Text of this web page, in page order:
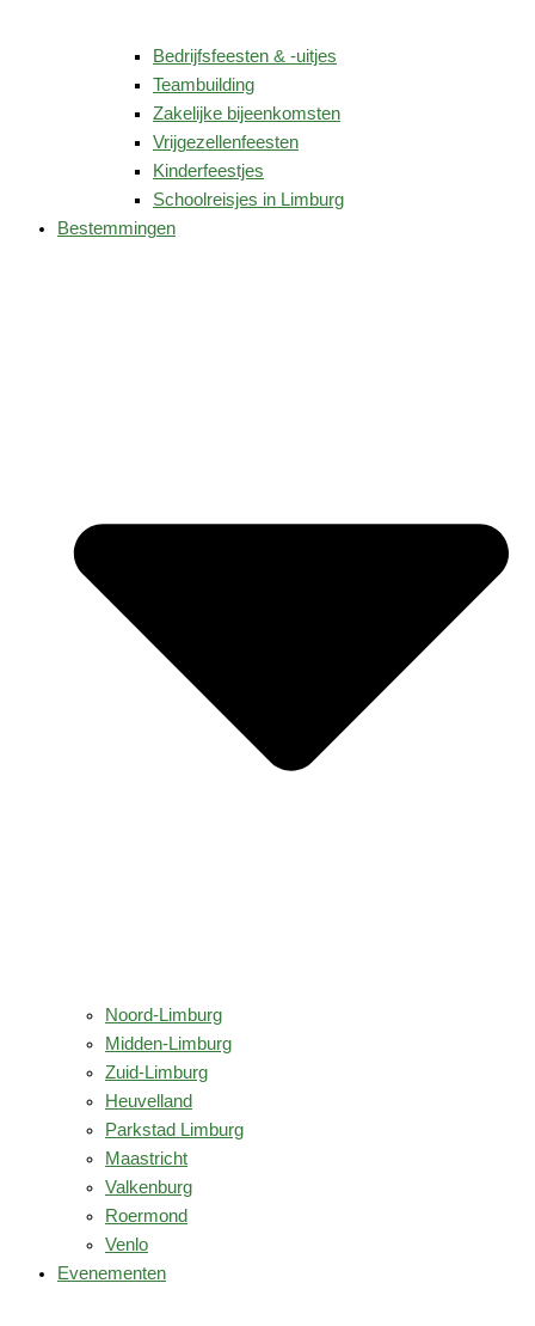
Bedrijfsfeesten & -uitjes
Teambuilding
Zakelijke bijeenkomsten
Vrijgezellenfeesten
Kinderfeestjes
Schoolreisjes in Limburg
Bestemmingen
Noord-Limburg
Midden-Limburg
Zuid-Limburg
Heuvelland
Parkstad Limburg
Maastricht
Valkenburg
Roermond
Venlo
Evenementen